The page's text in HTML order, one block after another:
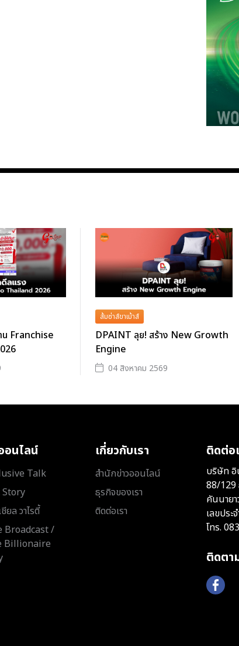
น Franchise
ส้มซ่าส์ขาเม้าส์
DPAINT ลุย! สร้าง New Growth
Engine
04 สิงหาคม 2569
อนไลน์
Talk
ยล วาไรตี้
Broadcast /
Billionaire
เกี่ยวกับเรา
สำนักข่าวออนไลน์
ธุรกิจของเรา
ติดต่อเรา
ติดต่อ
บริษัท อิ
88/129
คันนาย
เลขประ
โทร.
ติดตา